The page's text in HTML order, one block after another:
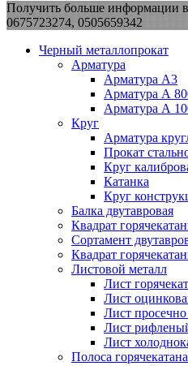
Получить больше информации
0675723274, 0505659342
Черный металлопрокат
Арматура
Арматура А3
Арматура А
Арматура А
Круг
Арматура
Прокат
Круг
Катанка
Круг
Балка двутавровая
Квадрат
Сортамент
Квадрат
Листовой металл
Лист
Лист
Лист
Лист
Лист
Полоса